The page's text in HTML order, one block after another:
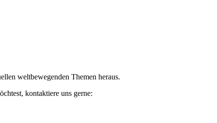
weltbewegenden Themen heraus.
kontaktiere uns gerne: